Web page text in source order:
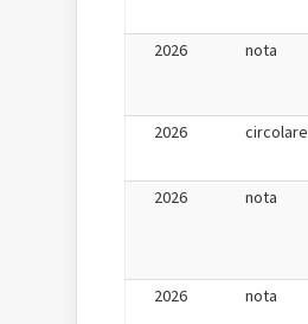
2026 nota
2026 circolare
2026 nota
2026 nota